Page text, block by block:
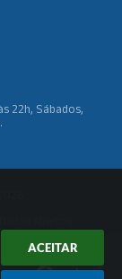
ACEITAR
22h, Sábados,